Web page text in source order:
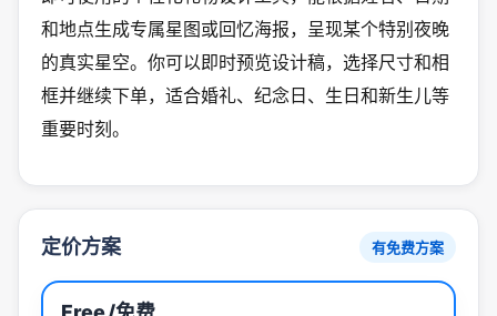
和地点生成专属星图或回忆海报，呈现某个特别夜晚
的真实星空。你可以即时预览设计稿，选择尺寸和相
框并继续下单，适合婚礼、纪念日、生日和新生儿等
重要时刻。
定价方案 有免费方案